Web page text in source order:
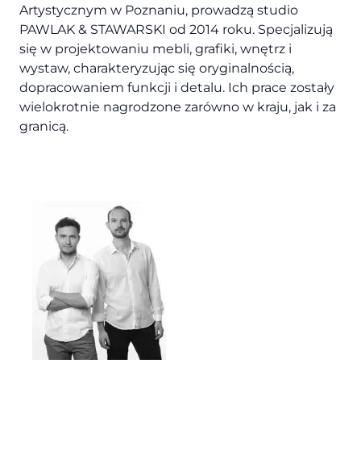
Artystycznym w Poznaniu, prowadzą studio
PAWLAK & STAWARSKI od 2014 roku. Specjalizują
się w projektowaniu mebli, grafiki, wnętrz i
wystaw, charakteryzując się oryginalnością,
dopracowaniem funkcji i detalu. Ich prace zostały
wielokrotnie nagrodzone zarówno w kraju, jak i za
granicą.